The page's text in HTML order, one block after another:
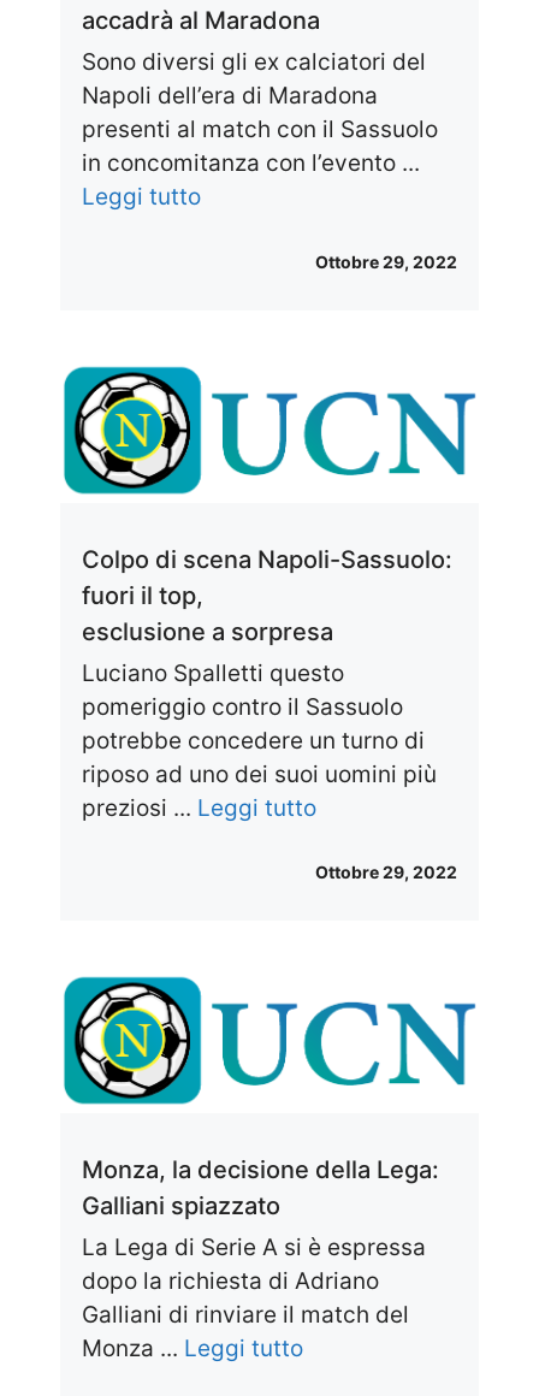
accadrà al Maradona
Sono diversi gli ex calciatori del
Napoli dell’era di Maradona
presenti al match con il Sassuolo
in concomitanza con l’evento ...
Leggi tutto
Ottobre 29, 2022
Colpo di scena Napoli-Sassuolo:
fuori il top,
esclusione a sorpresa
Luciano Spalletti questo
pomeriggio contro il Sassuolo
potrebbe concedere un turno di
riposo ad uno dei suoi uomini più
preziosi ... Leggi tutto
Ottobre 29, 2022
Monza, la decisione della Lega:
Galliani spiazzato
La Lega di Serie A si è espressa
dopo la richiesta di Adriano
Galliani di rinviare il match del
Monza ... Leggi tutto